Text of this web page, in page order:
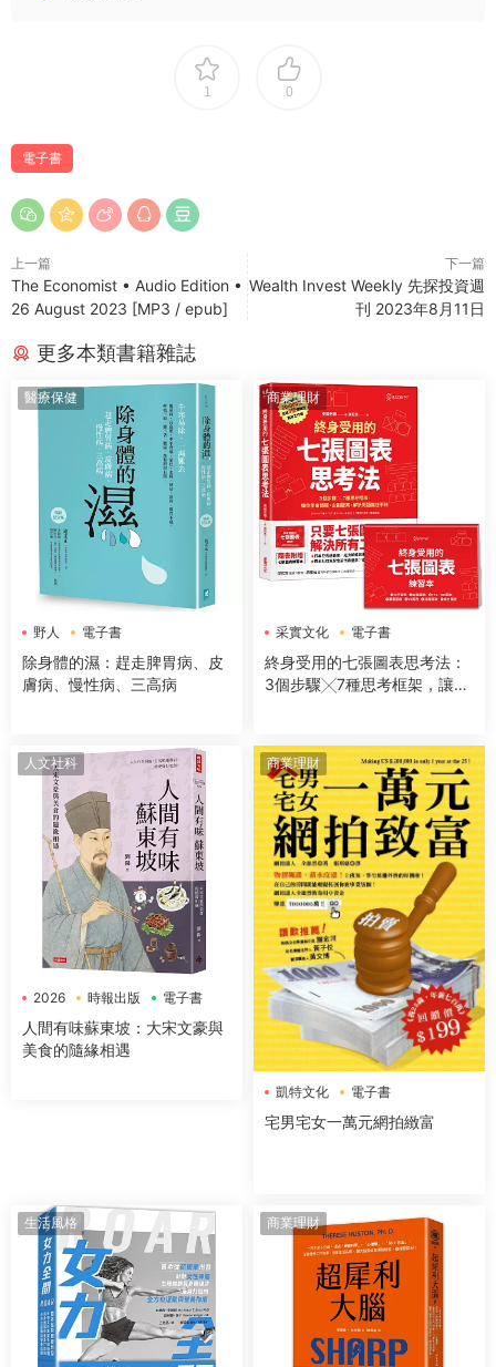
1 0
電子書
上一篇
The Economist • Audio Edition •
26 August 2023 [MP3 / epub]
下一篇
Wealth Invest Weekly 先探投資週
刊 2023年8月11日
更多本類書籍雜誌
醫療保健
野人 電子書
除身體的濕：趕走脾胃病、皮
膚病、慢性病、三高病
商業理財
采實文化 電子書
終身受用的七張圖表思考法：
3個步驟╳7種思考框架，讓你
表練習本】
人文社科
2026 時報出版 電子書
人間有味蘇東坡：大宋文豪與
美食的隨緣相遇
商業理財
凱特文化 電子書
宅男宅女一萬元網拍緻富
生活風格 商業理財